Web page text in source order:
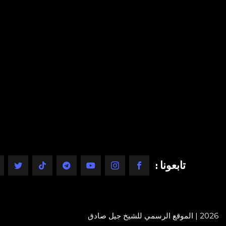
تابعونا :
2026 | الموقع الرسمي للشيخ جيل صادق